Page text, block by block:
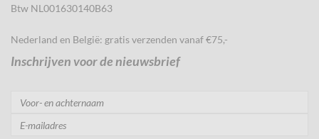
Btw NL001630140B63
Nederland en België: gratis verzenden vanaf €75,-
Inschrijven voor de nieuwsbrief